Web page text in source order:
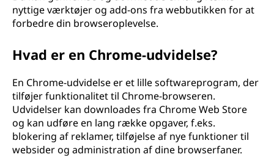
nyttige værktøjer og add-ons fra webbutikken for at
forbedre din browseroplevelse.
Hvad er en Chrome-udvidelse?
En Chrome-udvidelse er et lille softwareprogram, der
tilføjer funktionalitet til Chrome-browseren.
Udvidelser kan downloades fra Chrome Web Store
og kan udføre en lang række opgaver, f.eks.
blokering af reklamer, tilføjelse af nye funktioner til
websider og administration af dine browserfaner.